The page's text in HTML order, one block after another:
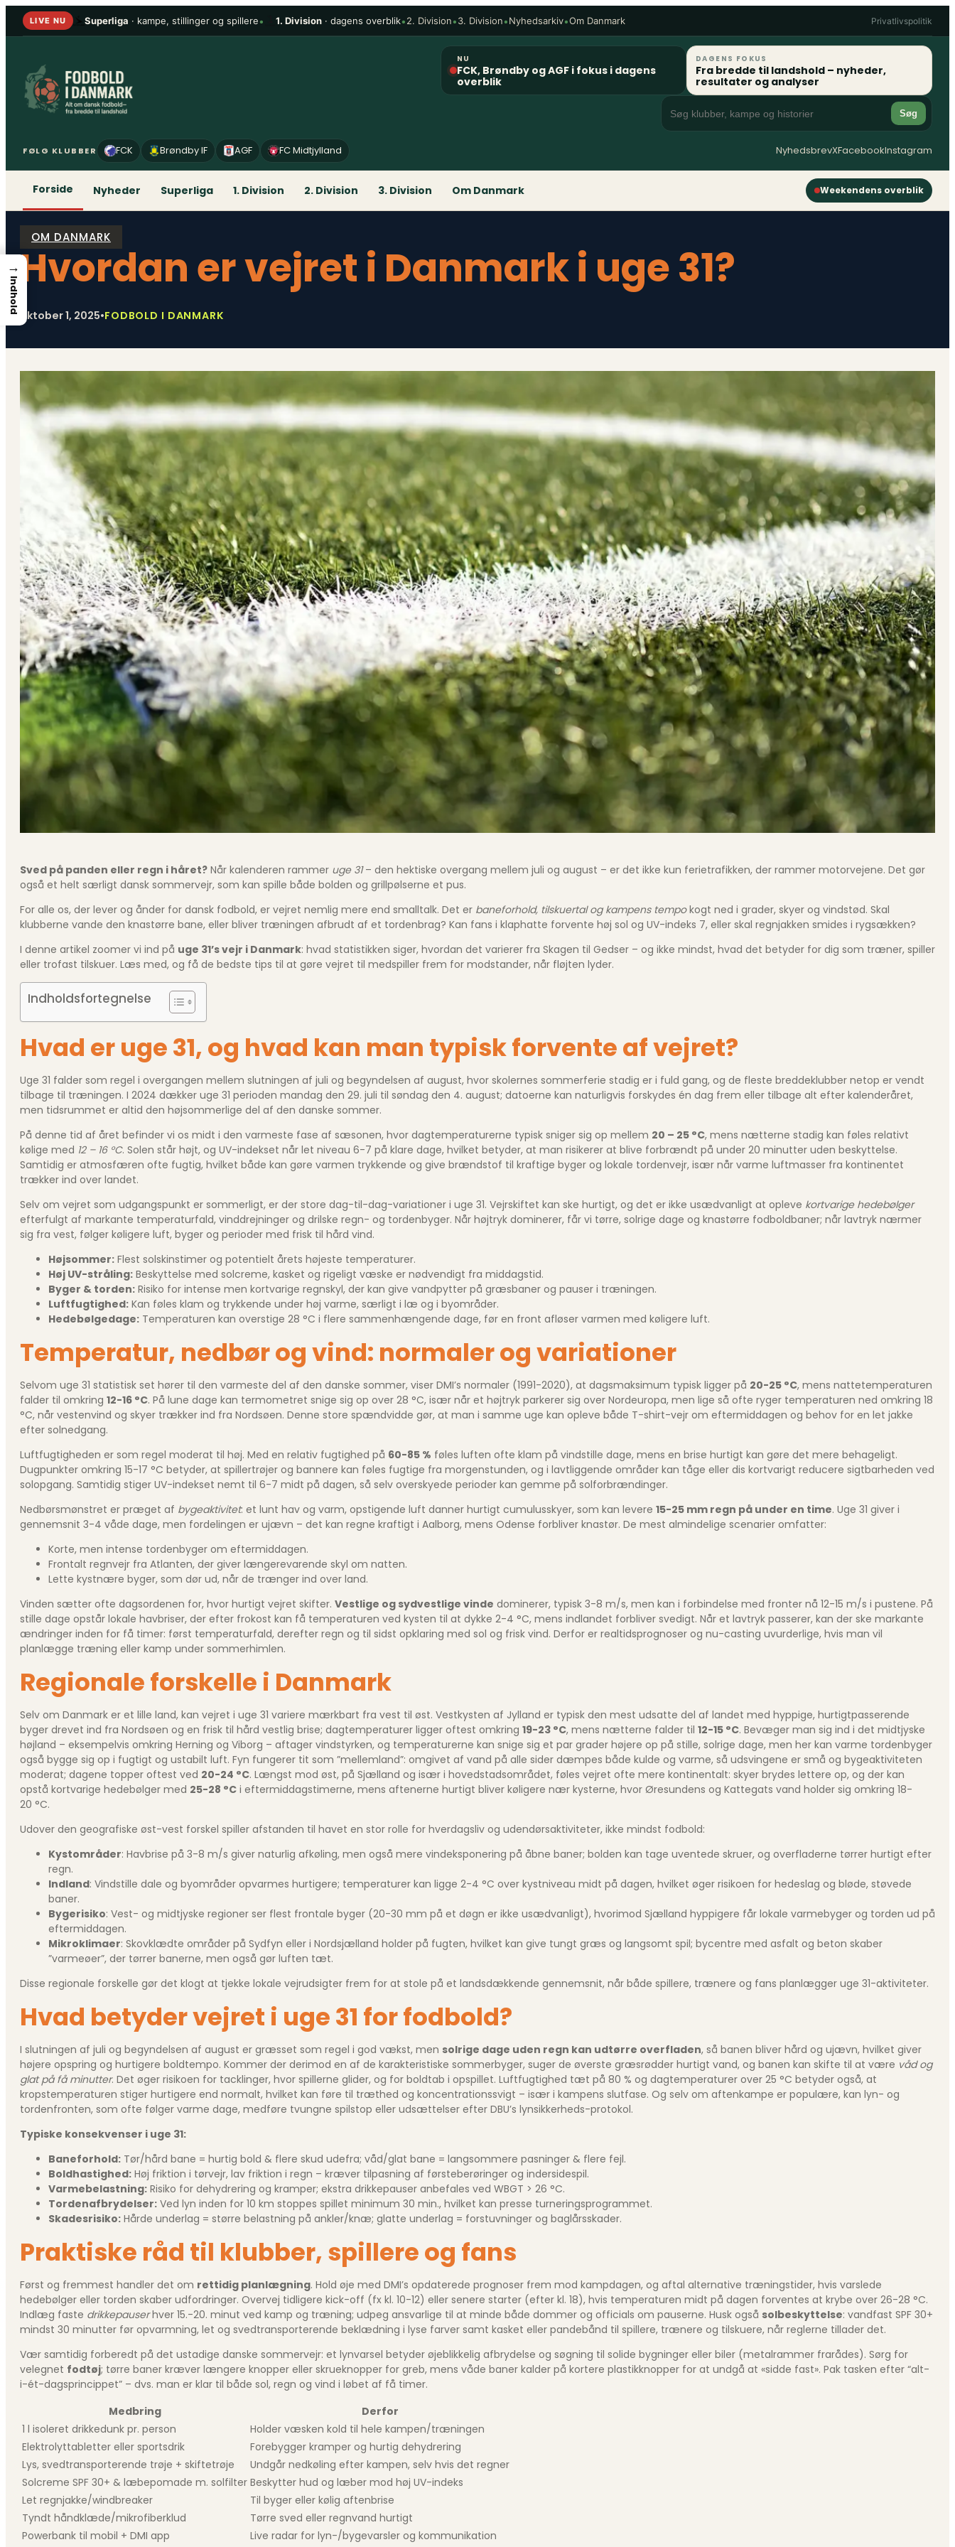
Spring
LIVE NU Superliga · kampe, stillinger og spillere• 1. Division · dagens overblik•2. Division•3. Division•Nyhedsarkiv•Om Danmark Privatlivspolitik
NU
FCK, Brøndby og AGF i fokus i dagens
overblik
DAGENS FOKUS
Fra bredde til landshold – nyheder,
resultater og analyser
Søg
FØLG KLUBBER FCK Brøndby IF AGF FC Midtjylland NyhedsbrevXFacebookInstagram
Forside Nyheder Superliga 1. Division 2. Division 3. Division Om Danmark Weekendens overblik
OM DANMARK
Hvordan er vejret i Danmark i uge 31?
oktober 1, 2025•FODBOLD I DANMARK
Sved på panden eller regn i håret? Når kalenderen rammer uge 31– den hektiske overgang mellem juli og august – er det ikke kun ferietrafikken, der rammer motorvejene. Det gør
også et helt særligt dansk sommervejr, som kan spille både bolden og grillpølserne et pus.
For alle os, der lever og ånder for dansk fodbold, er vejret nemlig mere end smalltalk. Det er baneforhold, tilskuertal og kampens tempokogt ned i grader, skyer og vindstød. Skal
klubberne vande den knastørre bane, eller bliver træningen afbrudt af et tordenbrag? Kan fans i klaphatte forvente høj sol og UV-indeks 7, eller skal regnjakken smides i rygsækken?
I denne artikel zoomer vi ind på uge 31’s vejr i Danmark: hvad statistikken siger, hvordan det varierer fra Skagen til Gedser – og ikke mindst, hvad det betyder for dig som træner, spiller
eller trofast tilskuer. Læs med, og få de bedste tips til at gøre vejret til medspiller frem for modstander, når fløjten lyder.
Indholdsfortegnelse
Hvad er uge 31, og hvad kan man typisk forvente af vejret?
Uge 31 falder som regel i overgangen mellem slutningen af juli og begyndelsen af august, hvor skolernes sommerferie stadig er i fuld gang, og de fleste breddeklubber netop er vendt
tilbage til træningen. I 2024 dækker uge 31 perioden mandag den 29. juli til søndag den 4. august; datoerne kan naturligvis forskydes én dag frem eller tilbage alt efter kalenderåret,
men tidsrummet er altid den højsommerlige del af den danske sommer.
På denne tid af året befinder vi os midt i den varmeste fase af sæsonen, hvor dagtemperaturerne typisk sniger sig op mellem 20 – 25 °C, mens nætterne stadig kan føles relativt
kølige med 12 – 16 °C. Solen står højt, og UV-indekset når let niveau 6-7 på klare dage, hvilket betyder, at man risikerer at blive forbrændt på under 20 minutter uden beskyttelse.
Samtidig er atmosfæren ofte fugtig, hvilket både kan gøre varmen trykkende og give brændstof til kraftige byger og lokale tordenvejr, især når varme luftmasser fra kontinentet
trækker ind over landet.
Selv om vejret som udgangspunkt er sommerligt, er der store dag-til-dag-variationer i uge 31. Vejrskiftet kan ske hurtigt, og det er ikke usædvanligt at opleve kortvarige hedebølger
efterfulgt af markante temperaturfald, vinddrejninger og drilske regn- og tordenbyger. Når højtryk dominerer, får vi tørre, solrige dage og knastørre fodboldbaner; når lavtryk nærmer
sig fra vest, følger køligere luft, byger og perioder med frisk til hård vind.
Højsommer: Flest solskinstimer og potentielt årets højeste temperaturer.
Høj UV-stråling: Beskyttelse med solcreme, kasket og rigeligt væske er nødvendigt fra middagstid.
Byger & torden: Risiko for intense men kortvarige regnskyl, der kan give vandpytter på græsbaner og pauser i træningen.
Luftfugtighed: Kan føles klam og trykkende under høj varme, særligt i læ og i byområder.
Hedebølgedage: Temperaturen kan overstige 28 °C i flere sammenhængende dage, før en front afløser varmen med køligere luft.
Temperatur, nedbør og vind: normaler og variationer
Selvom uge 31 statistisk set hører til den varmeste del af den danske sommer, viser DMI’s normaler (1991-2020), at dagsmaksimum typisk ligger på 20-25 °C, mens nattetemperaturen
falder til omkring 12-16 °C. På lune dage kan termometret snige sig op over 28 °C, især når et højtryk parkerer sig over Nordeuropa, men lige så ofte ryger temperaturen ned omkring 18
°C, når vestenvind og skyer trækker ind fra Nordsøen. Denne store spændvidde gør, at man i samme uge kan opleve både T-shirt-vejr om eftermiddagen og behov for en let jakke
efter solnedgang.
Luftfugtigheden er som regel moderat til høj. Med en relativ fugtighed på 60-85 % føles luften ofte klam på vindstille dage, mens en brise hurtigt kan gøre det mere behageligt.
Dugpunkter omkring 15-17 °C betyder, at spillertrøjer og bannere kan føles fugtige fra morgenstunden, og i lavtliggende områder kan tåge eller dis kortvarigt reducere sigtbarheden ved
solopgang. Samtidig stiger UV-indekset nemt til 6-7 midt på dagen, så selv overskyede perioder kan gemme på solforbrændinger.
Nedbørsmønstret er præget af bygeaktivitet: et lunt hav og varm, opstigende luft danner hurtigt cumulusskyer, som kan levere 15-25 mm regn på under en time. Uge 31 giver i
gennemsnit 3-4 våde dage, men fordelingen er ujævn – det kan regne kraftigt i Aalborg, mens Odense forbliver knastør. De mest almindelige scenarier omfatter:
Korte, men intense tordenbyger om eftermiddagen.
Frontalt regnvejr fra Atlanten, der giver længerevarende skyl om natten.
Lette kystnære byger, som dør ud, når de trænger ind over land.
Vinden sætter ofte dagsordenen for, hvor hurtigt vejret skifter. Vestlige og sydvestlige vinde dominerer, typisk 3-8 m/s, men kan i forbindelse med fronter nå 12-15 m/s i pustene. På
stille dage opstår lokale havbriser, der efter frokost kan få temperaturen ved kysten til at dykke 2-4 °C, mens indlandet forbliver svedigt. Når et lavtryk passerer, kan der ske markante
ændringer inden for få timer: først temperaturfald, derefter regn og til sidst opklaring med sol og frisk vind. Derfor er realtidsprognoser og nu-casting uvurderlige, hvis man vil
planlægge træning eller kamp under sommerhimlen.
Regionale forskelle i Danmark
Selv om Danmark er et lille land, kan vejret i uge 31 variere mærkbart fra vest til øst. Vestkysten af Jylland er typisk den mest udsatte del af landet med hyppige, hurtigt­passerende
byger drevet ind fra Nordsøen og en frisk til hård vestlig brise; dagtemperaturer ligger oftest omkring 19-23 °C, mens nætterne falder til 12-15 °C. Bevæger man sig ind i det midtjyske
højland – eksempelvis omkring Herning og Viborg – aftager vindstyrken, og temperaturerne kan snige sig et par grader højere op på stille, solrige dage, men her kan varme tordenbyger
også bygge sig op i fugtigt og ustabilt luft. Fyn fungerer tit som ”mellemland”: omgivet af vand på alle sider dæmpes både kulde og varme, så udsvingene er små og bygeaktiviteten
moderat; dagene topper oftest ved 20-24 °C. Længst mod øst, på Sjælland og især i hovedstadsområdet, føles vejret ofte mere kontinentalt: skyer brydes lettere op, og der kan
opstå kortvarige hedebølger med 25-28 °C i eftermiddags­timerne, mens aftenerne hurtigt bliver køligere nær kysterne, hvor Øresundens og Kattegats vand holder sig omkring 18-
20 °C.
Udover den geografiske øst-vest forskel spiller afstanden til havet en stor rolle for hverdagsliv og udendørsaktiviteter, ikke mindst fodbold:
Kystområder: Havbrise på 3-8 m/s giver naturlig afkøling, men også mere vind­eksponering på åbne baner; bolden kan tage uventede skruer, og overfladerne tørrer hurtigt efter
regn.
Indland: Vindstille dale og byområder opvarmes hurtigere; temperaturer kan ligge 2-4 °C over kystniveau midt på dagen, hvilket øger risikoen for hedeslag og bløde, støvede
baner.
Bygerisiko: Vest- og midtjyske regioner ser flest frontale byger (20-30 mm på et døgn er ikke usædvanligt), hvorimod Sjælland hyppigere får lokale varme­byger og torden ud på
eftermiddagen.
Mikroklimaer: Skovklædte områder på Sydfyn eller i Nordsjælland holder på fugten, hvilket kan give tungt græs og langsomt spil; bycentre med asfalt og beton skaber
”varmeøer”, der tørrer banerne, men også gør luften tæt.
Disse regionale forskelle gør det klogt at tjekke lokale vejrudsigter frem for at stole på et landsdækkende gennemsnit, når både spillere, trænere og fans planlægger uge 31-aktiviteter.
Hvad betyder vejret i uge 31 for fodbold?
I slutningen af juli og begyndelsen af august er græsset som regel i god vækst, men solrige dage uden regn kan udtørre overfladen, så banen bliver hård og ujævn, hvilket giver
højere opspring og hurtigere boldtempo. Kommer der derimod en af de karakteristiske sommerbyger, suger de øverste græsrødder hurtigt vand, og banen kan skifte til at være våd og
glat på få minutter. Det øger risikoen for tacklinger, hvor spillerne glider, og for boldtab i opspillet. Luftfugtighed tæt på 80 % og dagtemperaturer over 25 °C betyder også, at
kropstemperaturen stiger hurtigere end normalt, hvilket kan føre til træthed og koncentrationssvigt – især i kampens slutfase. Og selv om aftenkampe er populære, kan lyn- og
tordenfronten, som ofte følger varme dage, medføre tvungne spilstop eller udsættelser efter DBU’s lynsikkerheds-protokol.
Typiske konsekvenser i uge 31:
Baneforhold: Tør/hård bane = hurtig bold & flere skud udefra; våd/glat bane = langsommere pasninger & flere fejl.
Boldhastighed: Høj friktion i tørvejr, lav friktion i regn – kræver tilpasning af førsteberøringer og indersidespil.
Varmebelastning: Risiko for dehydrering og kramper; ekstra drikkepauser anbefales ved WBGT > 26 °C.
Tordenafbrydelser: Ved lyn inden for 10 km stoppes spillet minimum 30 min., hvilket kan presse turneringsprogrammet.
Skadesrisiko: Hårde underlag = større belastning på ankler/knæ; glatte underlag = forstuvninger og baglårsskader.
Praktiske råd til klubber, spillere og fans
Først og fremmest handler det om rettidig planlægning. Hold øje med DMI’s opdaterede prognoser frem mod kampdagen, og aftal alternative træningstider, hvis varslede
hedebølger eller torden skaber udfordringer. Overvej tidligere kick-off (fx kl. 10-12) eller senere starter (efter kl. 18), hvis temperaturen midt på dagen forventes at krybe over 26-28 °C.
Indlæg faste drikkepauserhver 15.-20. minut ved kamp og træning; udpeg ansvarlige til at minde både dommer og officials om pauserne. Husk også solbeskyttelse: vandfast SPF 30+
mindst 30 minutter før opvarmning, let og svedtransporterende beklædning i lyse farver samt kasket eller pandebånd til spillere, trænere og tilskuere, når reglerne tillader det.
Vær samtidig forberedt på det ustadige danske sommervejr: et lynvarsel betyder øjeblikkelig afbrydelse og søgning til solide bygninger eller biler (metalrammer frarådes). Sørg for
velegnet fodtøj; tørre baner kræver længere knopper eller skrueknopper for greb, mens våde baner kalder på kortere plastikknopper for at undgå at «sidde fast». Pak tasken efter “alt-
i-ét-dagsprincippet” – dvs. man er klar til både sol, regn og vind i løbet af få timer.
Medbring
Derfor
1 l isoleret drikkedunk pr. person
Holder væsken kold til hele kampen/træningen
Elektrolyttabletter eller sportsdrik
Forebygger kramper og hurtig dehydrering
Lys, svedtransporterende trøje + skiftetrøje
Undgår nedkøling efter kampen, selv hvis det regner
Solcreme SPF 30+ & læbepomade m. solfilter Beskytter hud og læber mod høj UV-indeks
Let regnjakke/windbreaker
Til byger eller kølig aftenbrise
Tyndt håndklæde/mikrofiberklud
Tørre sved eller regnvand hurtigt
Powerbank til mobil + DMI app
Live radar for lyn-/bygevarsler og kommunikation
→
Indhold